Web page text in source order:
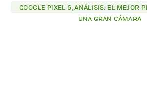
GOOGLE PIXEL 6, ANÁLISIS: EL MEJOR
UNA GRAN CÁMARA